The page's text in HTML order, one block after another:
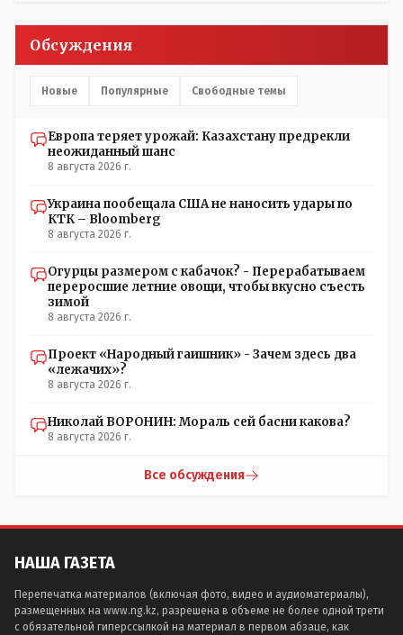
Обсуждения
Новые Популярные Свободные темы
Европа теряет урожай: Казахстану предрекли
неожиданный шанс
8 августа 2026 г.
Украина пообещала США не наносить удары по
КТК – Bloomberg
8 августа 2026 г.
Огурцы размером с кабачок? - Перерабатываем
переросшие летние овощи, чтобы вкусно съесть
зимой
8 августа 2026 г.
Проект «Народный гаишник» - Зачем здесь два
«лежачих»?
8 августа 2026 г.
Николай ВОРОНИН: Мораль сей басни какова?
8 августа 2026 г.
Все обсуждения
НАША ГАЗЕТА
Перепечатка материалов (включая фото, видео и аудиоматериалы),
размещенных на www.ng.kz, разрешена в объеме не более одной трети
с обязательной гиперссылкой на материал в первом абзаце, как